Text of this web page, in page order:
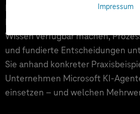
Impressum
Microsoft 365 Copilot ist für viele
Einstieg in KI. Der nächste Schritt
Wissen verfügbar machen,
und fundierte Entscheidungen
Sie anhand konkreter
Unternehmen Microsoft KI-
einsetzen – und welchen